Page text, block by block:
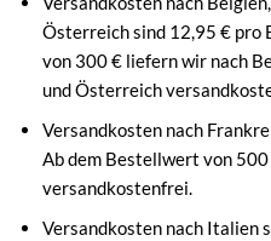
Österreich sind 12,95 € pro
von 300 € liefern wir nach
und Österreich
Versandkosten nach
Ab dem Bestellwert von
versandkostenfrei.
Versandkosten nach Italien